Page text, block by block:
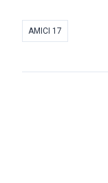
AMICI 17